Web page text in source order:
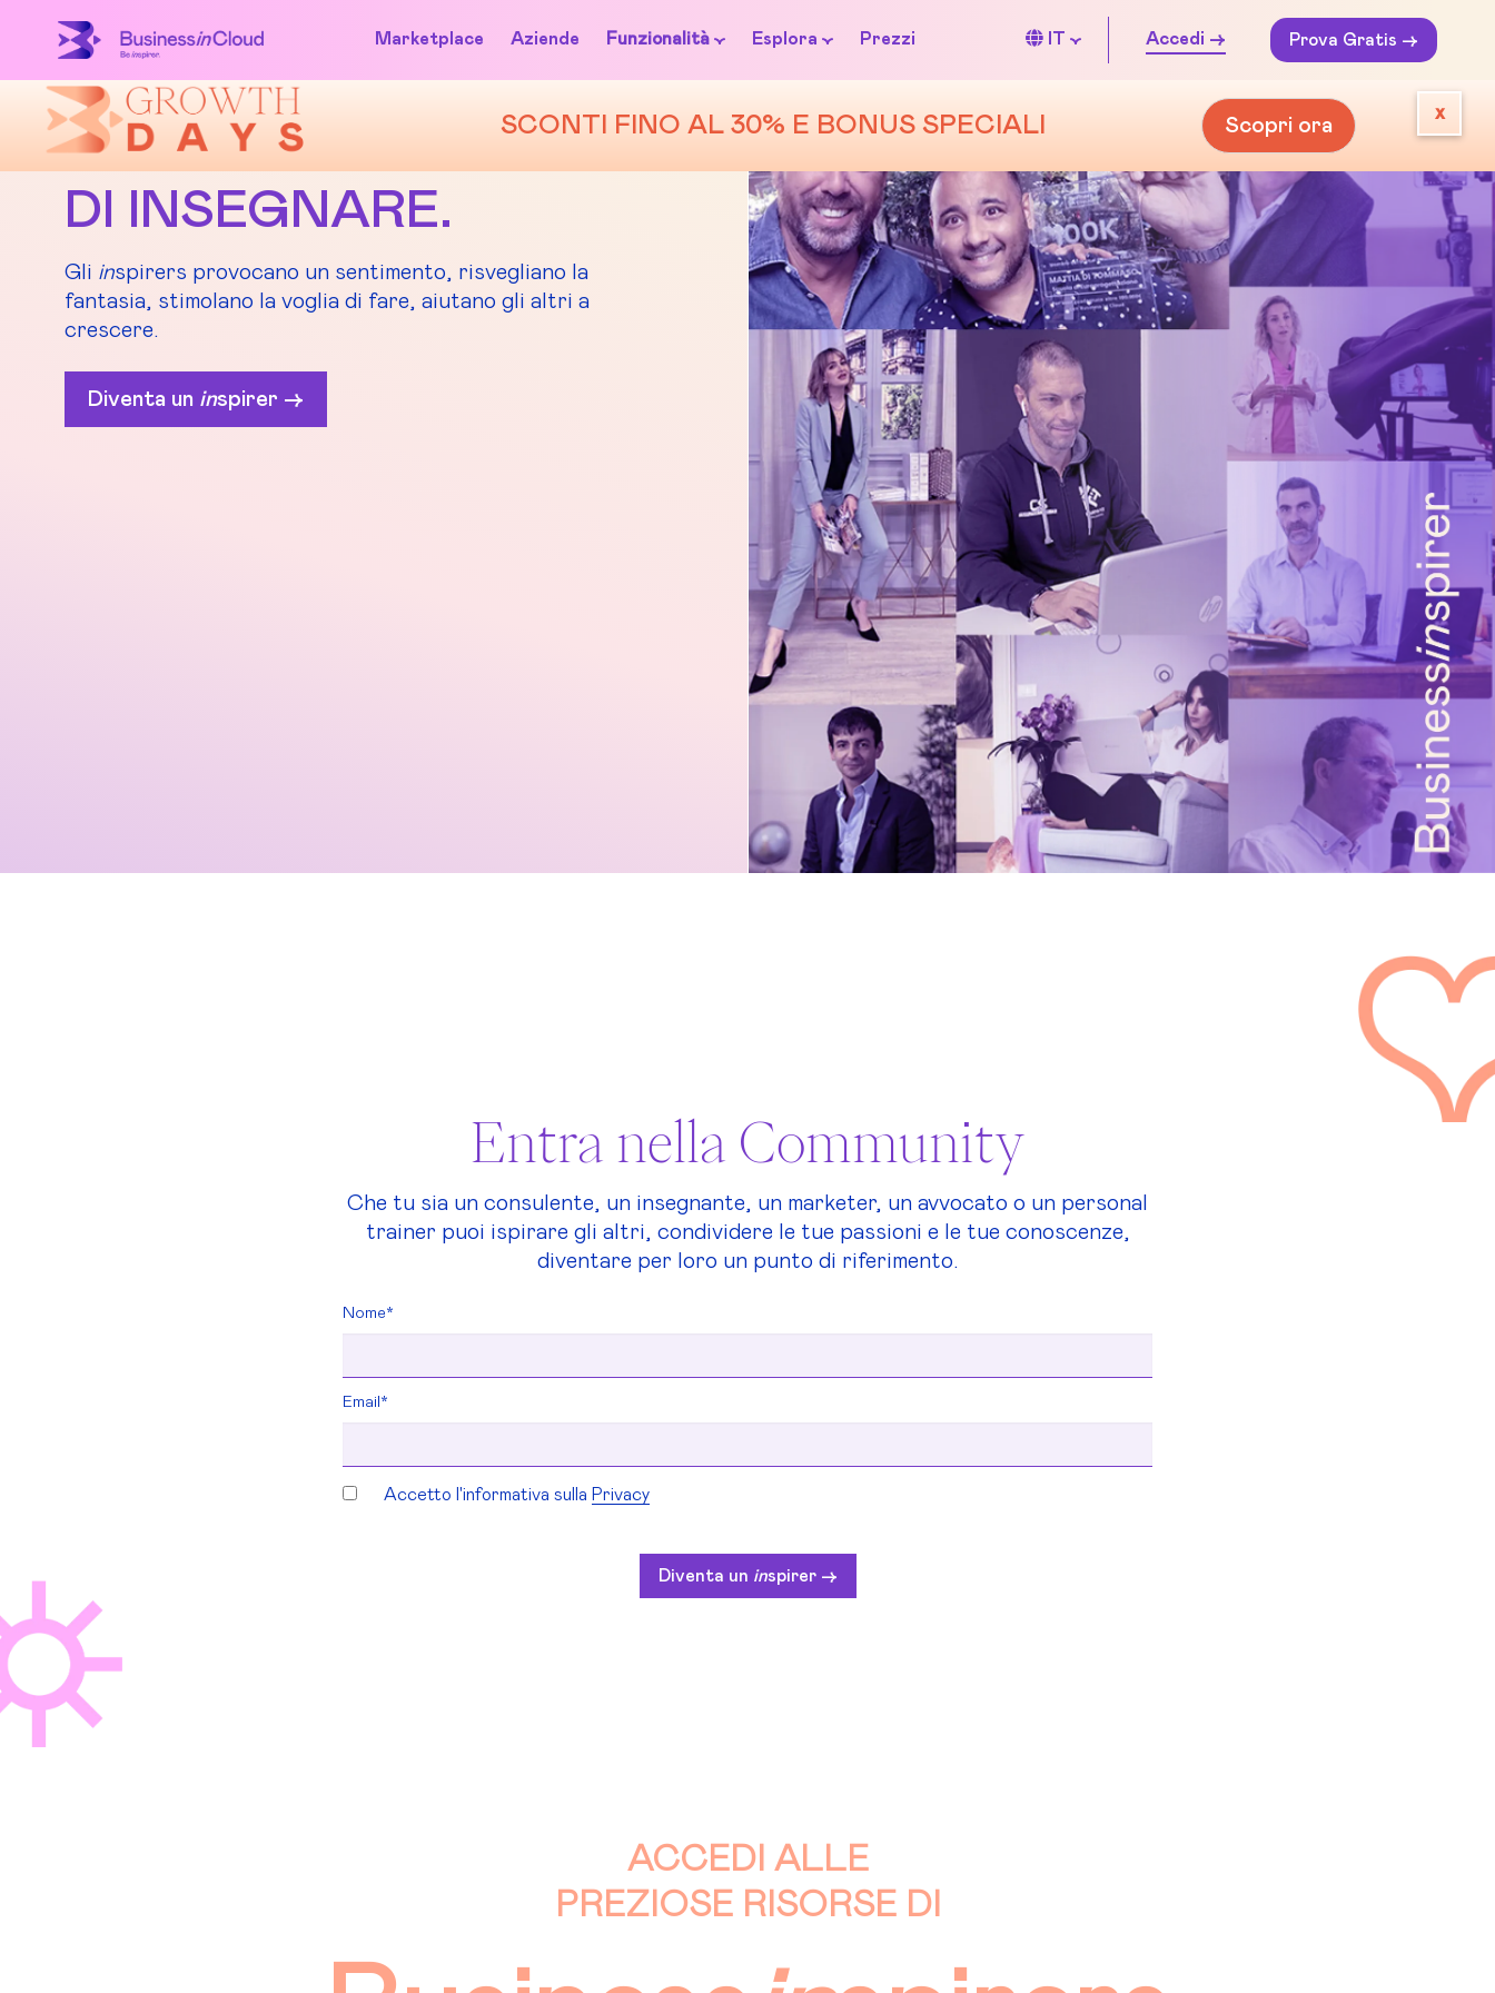
x
SCONTI FINO AL 30% E BONUS SPECIALI Scopri ora
Marketplace Aziende Funzionalità Esplora Prezzi IT Accedi -> Prova Gratis ->
ISPIRARE È MEGLIO
DI INSEGNARE.
Gli inspirers provocano un sentimento, risvegliano la
fantasia, stimolano la voglia di fare, aiutano gli altri a
crescere.
Diventa un inspirer ->
Entra nella Community
Che tu sia un consulente, un insegnante, un marketer, un avvocato o un personal
trainer puoi ispirare gli altri, condividere le tue passioni e le tue conoscenze,
diventare per loro un punto di riferimento.
Nome*
Email*
Accetto l'informativa sulla Privacy
Diventa un inspirer ->
ACCEDI ALLE
PREZIOSE RISORSE DI